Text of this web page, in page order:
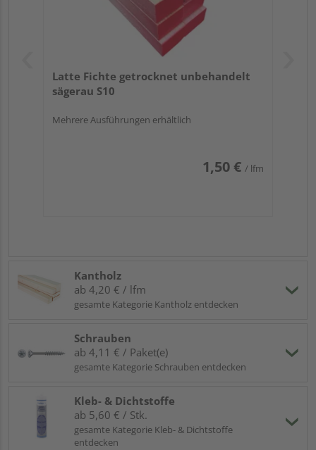
Latte Fichte getrocknet unbehandelt
sägerau S10
Mehrere Ausführungen erhältlich
1,50 € / lfm
Kantholz
ab 4,20 € / lfm
gesamte Kategorie Kantholz entdecken
Schrauben
ab 4,11 € / Paket(e)
gesamte Kategorie Schrauben entdecken
Kleb- & Dichtstoffe
ab 5,60 € / Stk.
gesamte Kategorie Kleb- & Dichtstoffe
entdecken